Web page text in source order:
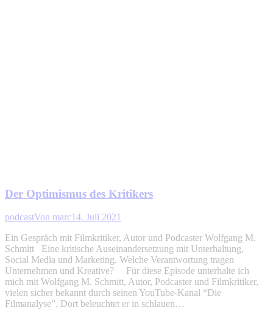
Der Optimismus des Kritikers
podcastVon marc14. Juli 2021
Ein Gespräch mit Filmkritiker, Autor und Podcaster Wolfgang M.
Schmitt Eine kritische Auseinandersetzung mit Unterhaltung,
Social Media und Marketing. Welche Verantwortung tragen
Unternehmen und Kreative? Für diese Episode unterhalte ich
mich mit Wolfgang M. Schmitt, Autor, Podcaster und Filmkritiker,
vielen sicher bekannt durch seinen YouTube-Kanal “Die
Filmanalyse”. Dort beleuchtet er in schlauen…